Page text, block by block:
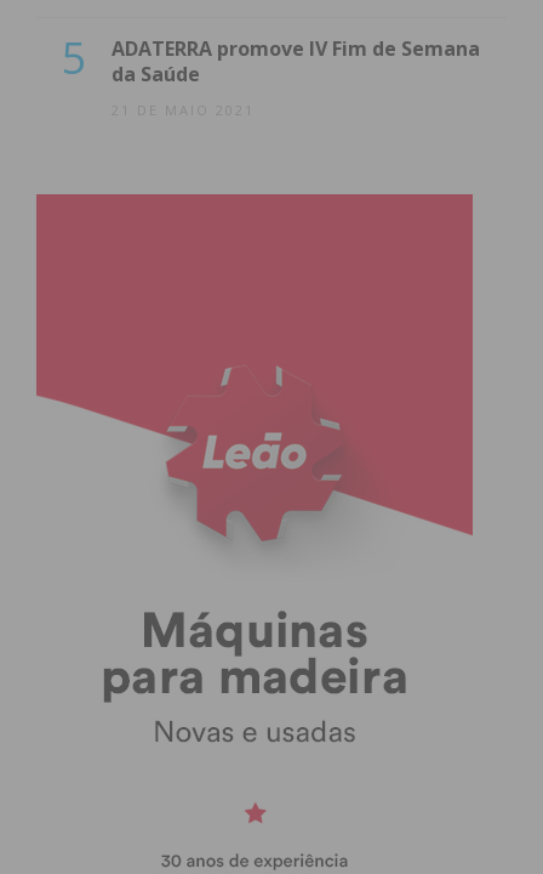
5
ADATERRA promove IV Fim de Semana
da Saúde
21 DE MAIO 2021